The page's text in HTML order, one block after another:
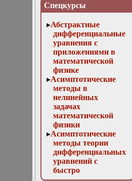
Спецкурсы
Абстрактные
дифференциальные
уравнения с
приложениями в
математической
физике
Асимптотические
методы в
нелинейных
задачах
математической
физики
Асимптотические
методы теории
дифференциальных
уравнений с
быстро
осциллирующими